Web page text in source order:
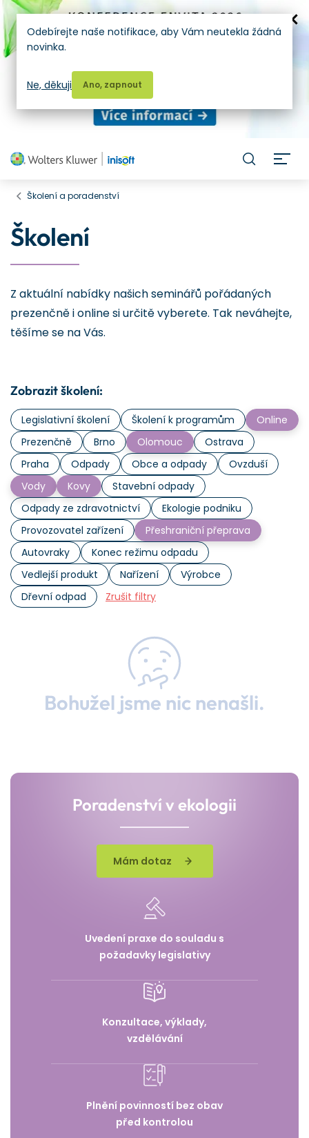
Školení a poradenství
Školení
Z aktuální nabídky našich seminářů pořádaných
prezenčně i online si určitě vyberete. Tak neváhejte,
těšíme se na Vás.
Zobrazit školení:
Legislativní školení Školení k programům
Online
Prezenčně
Brno Olomouc
Ostrava
Praha
Odpady Obce a odpady
Ovzduší
Vody
Kovy
Stavební odpady
Odpady ze zdravotnictví
Ekologie podniku
Provozovatel zařízení
Přeshraniční přeprava
Autovraky
Konec režimu odpadu
Vedlejší produkt
Nařízení
Výrobce
Dřevní odpad
Zrušit filtry
Bohužel jsme nic nenašli.
Poradenství v ekologii
Mám dotaz
Uvedení praxe do souladu s
požadavky legislativy
Konzultace, výklady,
vzdělávání
Plnění povinností bez obav
před kontrolou
Odebírejte naše notifikace, aby Vám neutekla žádná
novinka.
Ano, zapnout
Ne, děkuji